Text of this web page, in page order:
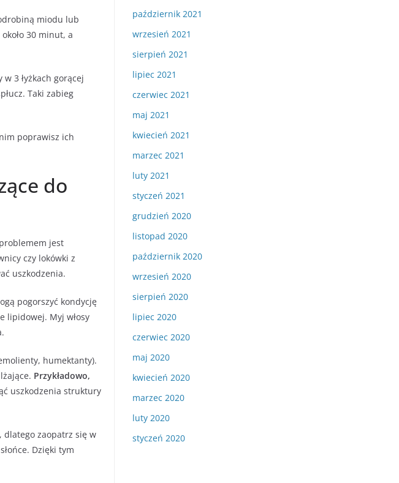
miodu lub
30 minut, a
3 łyżkach gorącej
Taki zabieg
poprawisz ich
do
jest
czy lokówki z
uszkodzenia.
pogorszyć kondycję
lipidowej. Myj włosy
humektanty).
Przykładowo,
uszkodzenia struktury
dlatego zaopatrz się w
Dzięki tym
październik 2021
wrzesień 2021
sierpień 2021
lipiec 2021
czerwiec 2021
maj 2021
kwiecień 2021
marzec 2021
luty 2021
styczeń 2021
grudzień 2020
listopad 2020
październik 2020
wrzesień 2020
sierpień 2020
lipiec 2020
czerwiec 2020
maj 2020
kwiecień 2020
marzec 2020
luty 2020
styczeń 2020